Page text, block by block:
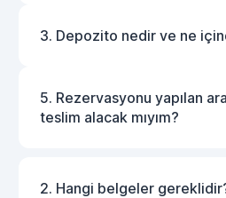
3. Depozito nedir ve ne
5. Rezervasyonu yapılan
teslim alacak mıyım?
2. Hangi belgeler